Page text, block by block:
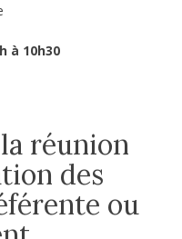
à 10h30
réunion
des
ou